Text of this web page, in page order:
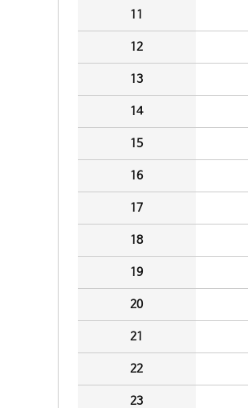
11
12
13
14
15
16
17
18
19
20
21
22
23